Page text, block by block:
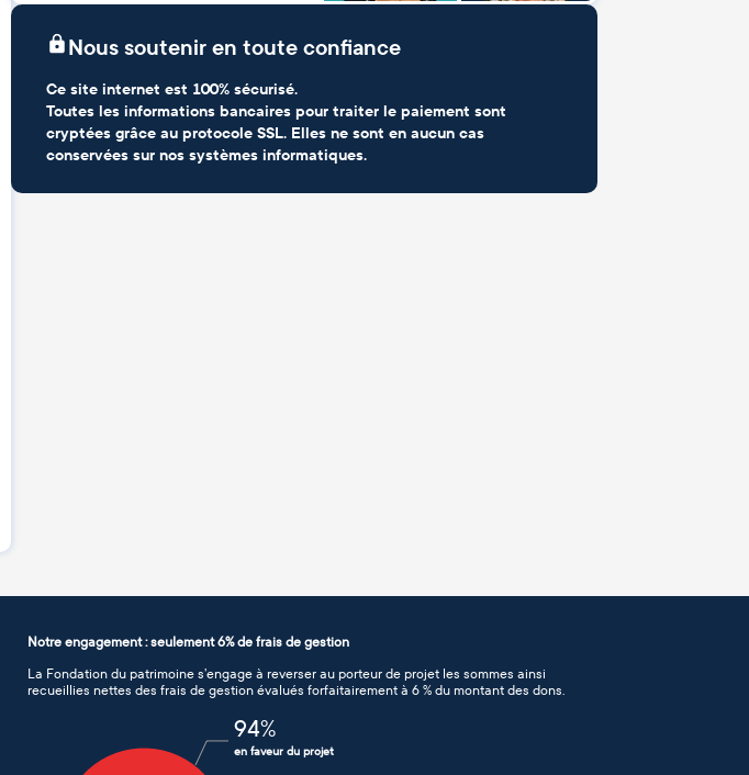
Nous soutenir en toute confiance
Ce site internet est 100% sécurisé.
Toutes les informations bancaires pour traiter le paiement sont
cryptées grâce au protocole SSL. Elles ne sont en aucun cas
conservées sur nos systèmes informatiques.
Notre engagement : seulement 6% de frais de gestion
La Fondation du patrimoine s’engage à reverser au porteur de projet les sommes ainsi
recueillies nettes des frais de gestion évalués forfaitairement à 6 % du montant des dons.
94%
en faveur du projet